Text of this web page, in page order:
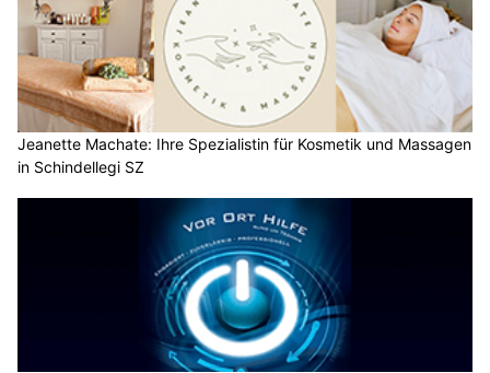
Jeanette Machate: Ihre Spezialistin für Kosmetik und Massagen
in Schindellegi SZ